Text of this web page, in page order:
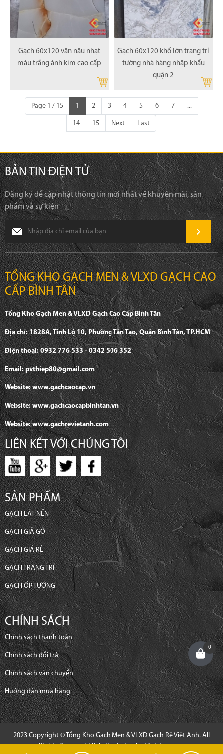
Gạch 60x120 vân nâu nhạt
màu trắng ánh kim cao cấp
Gạch 60x120 khổ lớn trang trí
tường nhà hàng nhập khẩu
quận 2
Page 1 / 15 1 2 3 4 5 6 7 ...
14 15 Next Last
BẢN TIN ĐIỆN TỬ
Đăng ký để cập nhật thông tin mới nhất về khuyên mãi, sản
phẩm và sự kiện
TỔNG KHO GẠCH MEN & VLXD GẠCH CAO
CẤP BÌNH TÂN
Tổng Kho Gạch Men & VLXD Gạch Cao Cấp Bình Tân
Địa chỉ: 1828A, Tỉnh Lộ 10, Phường Tân Tạo, Quận Bình Tân, TP.HCM
Điện thoại: 0932 776 533 - 0342 506 352
Email: pvthiep80@gmail.com
Website: www.gachcaocap.vn
Website: www.gachcaocapbinhtan.vn
Website: www.gachrevietanh.com
LIÊN KẾT VỚI CHÚNG TÔI
SẢN PHẨM
GẠCH LÁT NỀN
GẠCH GIẢ GỖ
GẠCH GIÁ RẺ
GẠCH TRANG TRÍ
GẠCH ỐP TƯỜNG
CHÍNH SÁCH
Chính sách thanh toán
Chính sách đổi trả
Chính sách vận chuyển
Hướng dẫn mua hàng
2023 Copyright © Tổng Kho Gạch Men & VLXD Gạch Rẻ Việt Anh. All
Rights Reserved. Website design bytltvietnam.vn
0